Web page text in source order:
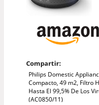
Compartir:
Philips Domestic
Compacto, 49 m2, Filtro
Hasta El 99,5% De Los
(AC0850/11)